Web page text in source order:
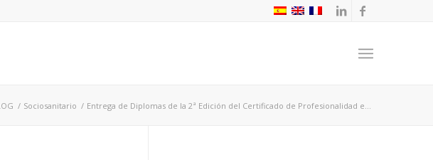
/ Sociosanitario / Entrega de Diplomas de la 2ª Edición del Certificado de Profesionalidad e...